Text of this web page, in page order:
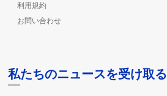
利用規約
お問い合わせ
私たちのニュースを受け取る